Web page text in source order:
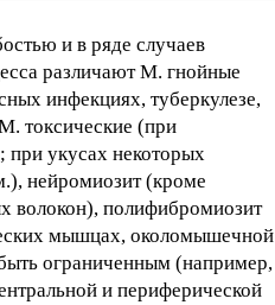
и в ряде случаев
различают М. гнойные
инфекциях, туберкулезе,
токсические (при
при укусах некоторых
нейромиозит (кроме
волокон), полифибромиозит
мышцах, околомышечной
ограниченным (например,
и периферической